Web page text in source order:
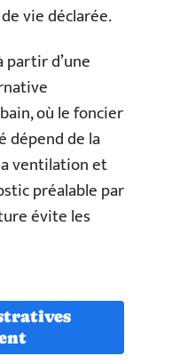
vie déclarée.
partir d’une
où le foncier
dépend de la
ventilation et
préalable par
évite les